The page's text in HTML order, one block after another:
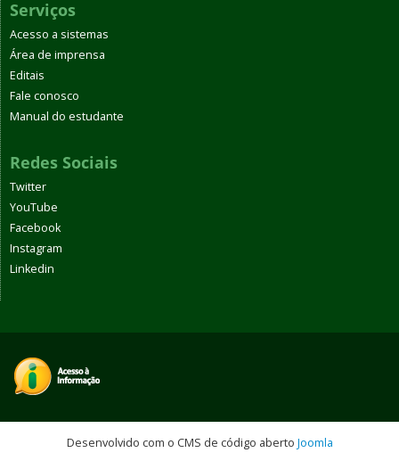
Serviços
Acesso a sistemas
Área de imprensa
Editais
Fale conosco
Manual do estudante
Redes Sociais
Twitter
YouTube
Facebook
Instagram
Linkedin
Desenvolvido com o CMS de código aberto Joomla